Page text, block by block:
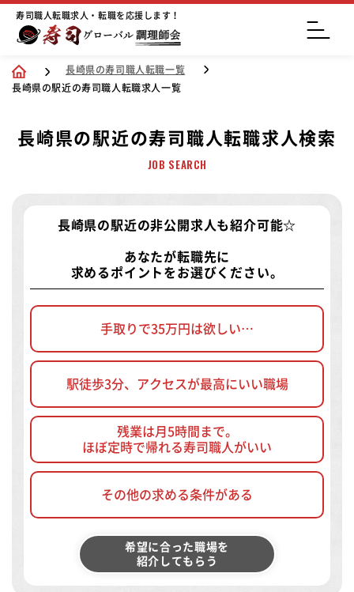
寿司職人転職求人・転職を応援します！
長崎県の寿司職人転職一覧
長崎県の駅近の寿司職人転職求人一覧
長崎県の駅近の寿司職人転職求人検索
JOB SEARCH
長崎県の駅近の非公開求人 も紹介可能☆
あなたが転職先に
求めるポイントをお選びください。
手取りで35万円は欲しい…
駅徒歩3分、アクセスが最高にいい職場
残業は月5時間まで。
ほぼ定時で帰れる寿司職人がいい
その他の求める条件がある
希望に合った職場を
紹介してもらう